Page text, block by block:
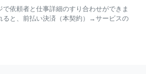
依頼者と仕事詳細のすり合わせができま
ると、前払い決済（本契約）→サービスの